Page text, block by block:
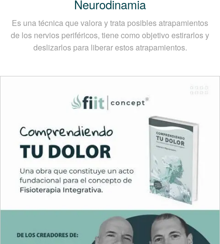
Neurodinamia
Es una técnica que valora y trata posibles atrapamientos
de los nervios periféricos, tiene como objetivo estirarlos y
deslizarlos para liberar estos atrapamientos.